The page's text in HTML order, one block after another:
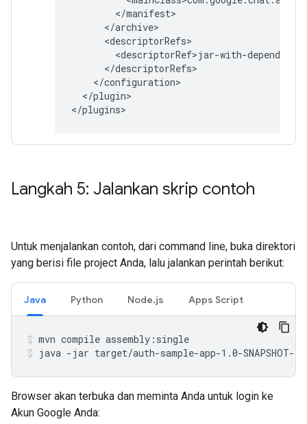
</plugin>
Langkah 5: Jalankan skrip contoh
Untuk menjalankan contoh, dari command line, buka direktori
yang berisi file project Anda, lalu jalankan perintah berikut:
Java Python Node.js Apps Script
mvn compile assembly:single
java -jar target/auth-sample-app-1.0-
Browser akan terbuka dan meminta Anda untuk login ke
Akun Google Anda: